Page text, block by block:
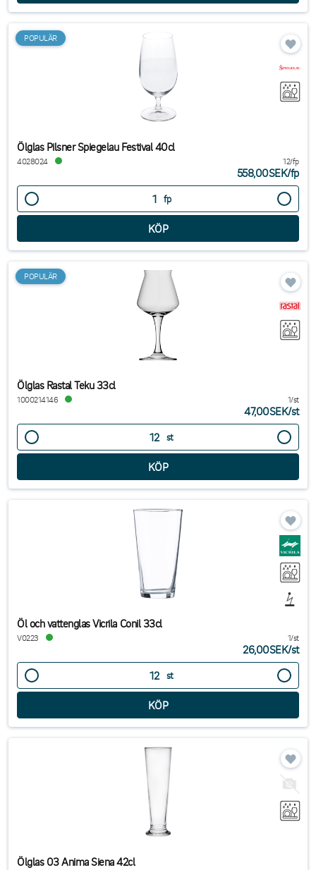
POPULÄR
Ölglas Pilsner Spiegelau Festival 40cl
4028024 12/fp
558,00SEK/fp
fp
POPULÄR
Ölglas Rastal Teku 33cl
1000214146 1/st
47,00SEK/st
st
Öl och vattenglas Vicrila Conil 33cl
V0223 1/st
26,00SEK/st
st
Ölglas 03 Anima Siena 42cl